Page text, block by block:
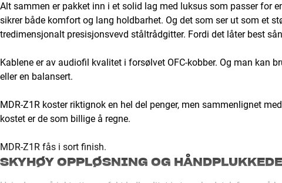
Alt sammen er pakket inn i et solid lag med luksus som passer for
sikrer både komfort og lang holdbarhet. Og det som ser ut som et
tredimensjonalt presisjonsvevd ståltrådgitter. Fordi det låter best
Kablene er av audiofil kvalitet i forsølvet OFC-kobber. Og man kan
eller en balansert.
MDR-Z1R koster riktignok en hel del penger, men sammenlignet
kostet er de som billige å regne.
MDR-Z1R fås i sort finish.
SKYHØY OPPLØSNING OG